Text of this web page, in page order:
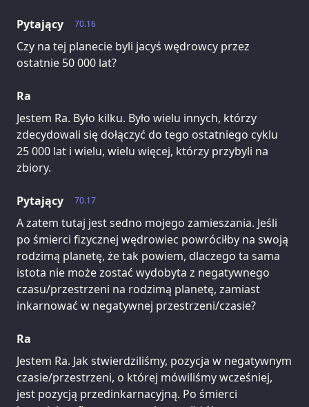
70.16
Pytający
Czy na tej planecie byli jacyś wędrowcy przez
ostatnie 50 000 lat?
Ra
Jestem Ra. Było kilku. Było wielu innych, którzy
zdecydowali się dołączyć do tego ostatniego cyklu
25 000 lat i wielu, wielu więcej, którzy przybyli na
zbiory.
70.17
Pytający
A zatem tutaj jest sedno mojego zamieszania. Jeśli
po śmierci fizycznej wędrowiec powróciłby na swoją
rodzimą planetę, że tak powiem, dlaczego ta sama
istota nie może zostać wydobyta z negatywnego
czasu/przestrzeni na rodzimą planetę, zamiast
inkarnować w negatywnej przestrzeni/czasie?
Ra
Jestem Ra. Jak stwierdziliśmy, pozycja w negatywnym
czasie/przestrzeni, o której mówiliśmy wcześniej,
jest pozycją przedinkarnacyjną. Po śmierci